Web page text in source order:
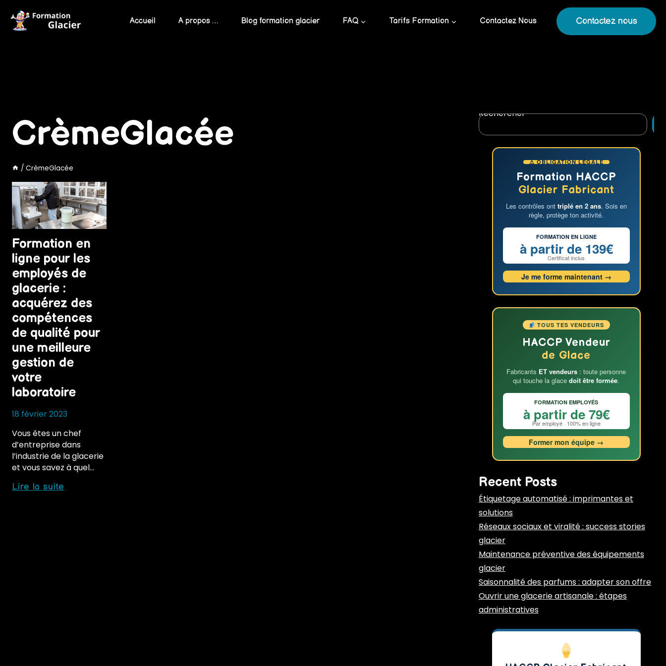
content
Accueil A propos … Blog formation glacier FAQ Tarifs Formation Contactez Nous Contactez nous
CrèmeGlacée
/ CrèmeGlacée
Formation en
ligne pour les
employés de
glacerie :
acquérez des
compétences
de qualité pour
une meilleure
gestion de
votre
laboratoire
18 février 2023
Vous êtes un chef
d’entreprise dans
l’industrie de la glacerie
et vous savez à quel…
Lire la suite
Rechercher
⚠ OBLIGATION LÉGALE
Formation HACCP
Glacier Fabricant
Les contrôles ont triplé en 2 ans. Sois en
règle, protège ton activité.
FORMATION EN LIGNE
à partir de 139€
Certificat inclus
Je me forme maintenant →
TOUS TES VENDEURS
HACCP Vendeur
de Glace
Fabricants ET vendeurs : toute personne
qui touche la glacedoit être formée.
FORMATION EMPLOYÉS
à partir de 79€
Par employé · 100% en ligne
Former mon équipe →
Recent Posts
Étiquetage automatisé : imprimantes et
solutions
Réseaux sociaux et viralité : success stories
glacier
Maintenance préventive des équipements
glacier
Saisonnalité des parfums : adapter son offre
Ouvrir une glacerie artisanale : étapes
administratives